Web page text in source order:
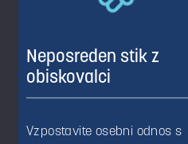
Neposreden stik z
obiskovalci
Vzpostavite osebni odnos s